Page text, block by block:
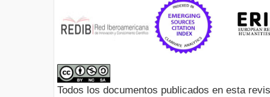
Todos los documentos publicados en esta